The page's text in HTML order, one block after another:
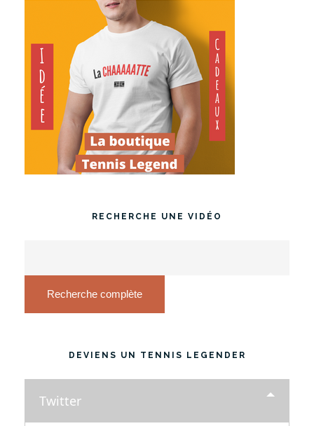
RECHERCHE UNE VIDÉO
Recherche complète
DEVIENS UN TENNIS LEGENDER
Twitter